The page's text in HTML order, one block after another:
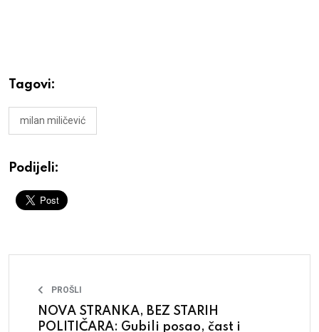
Tagovi:
milan miličević
Podijeli:
PROŠLI
NOVA STRANKA, BEZ STARIH
POLITIČARA: Gubili posao, čast i